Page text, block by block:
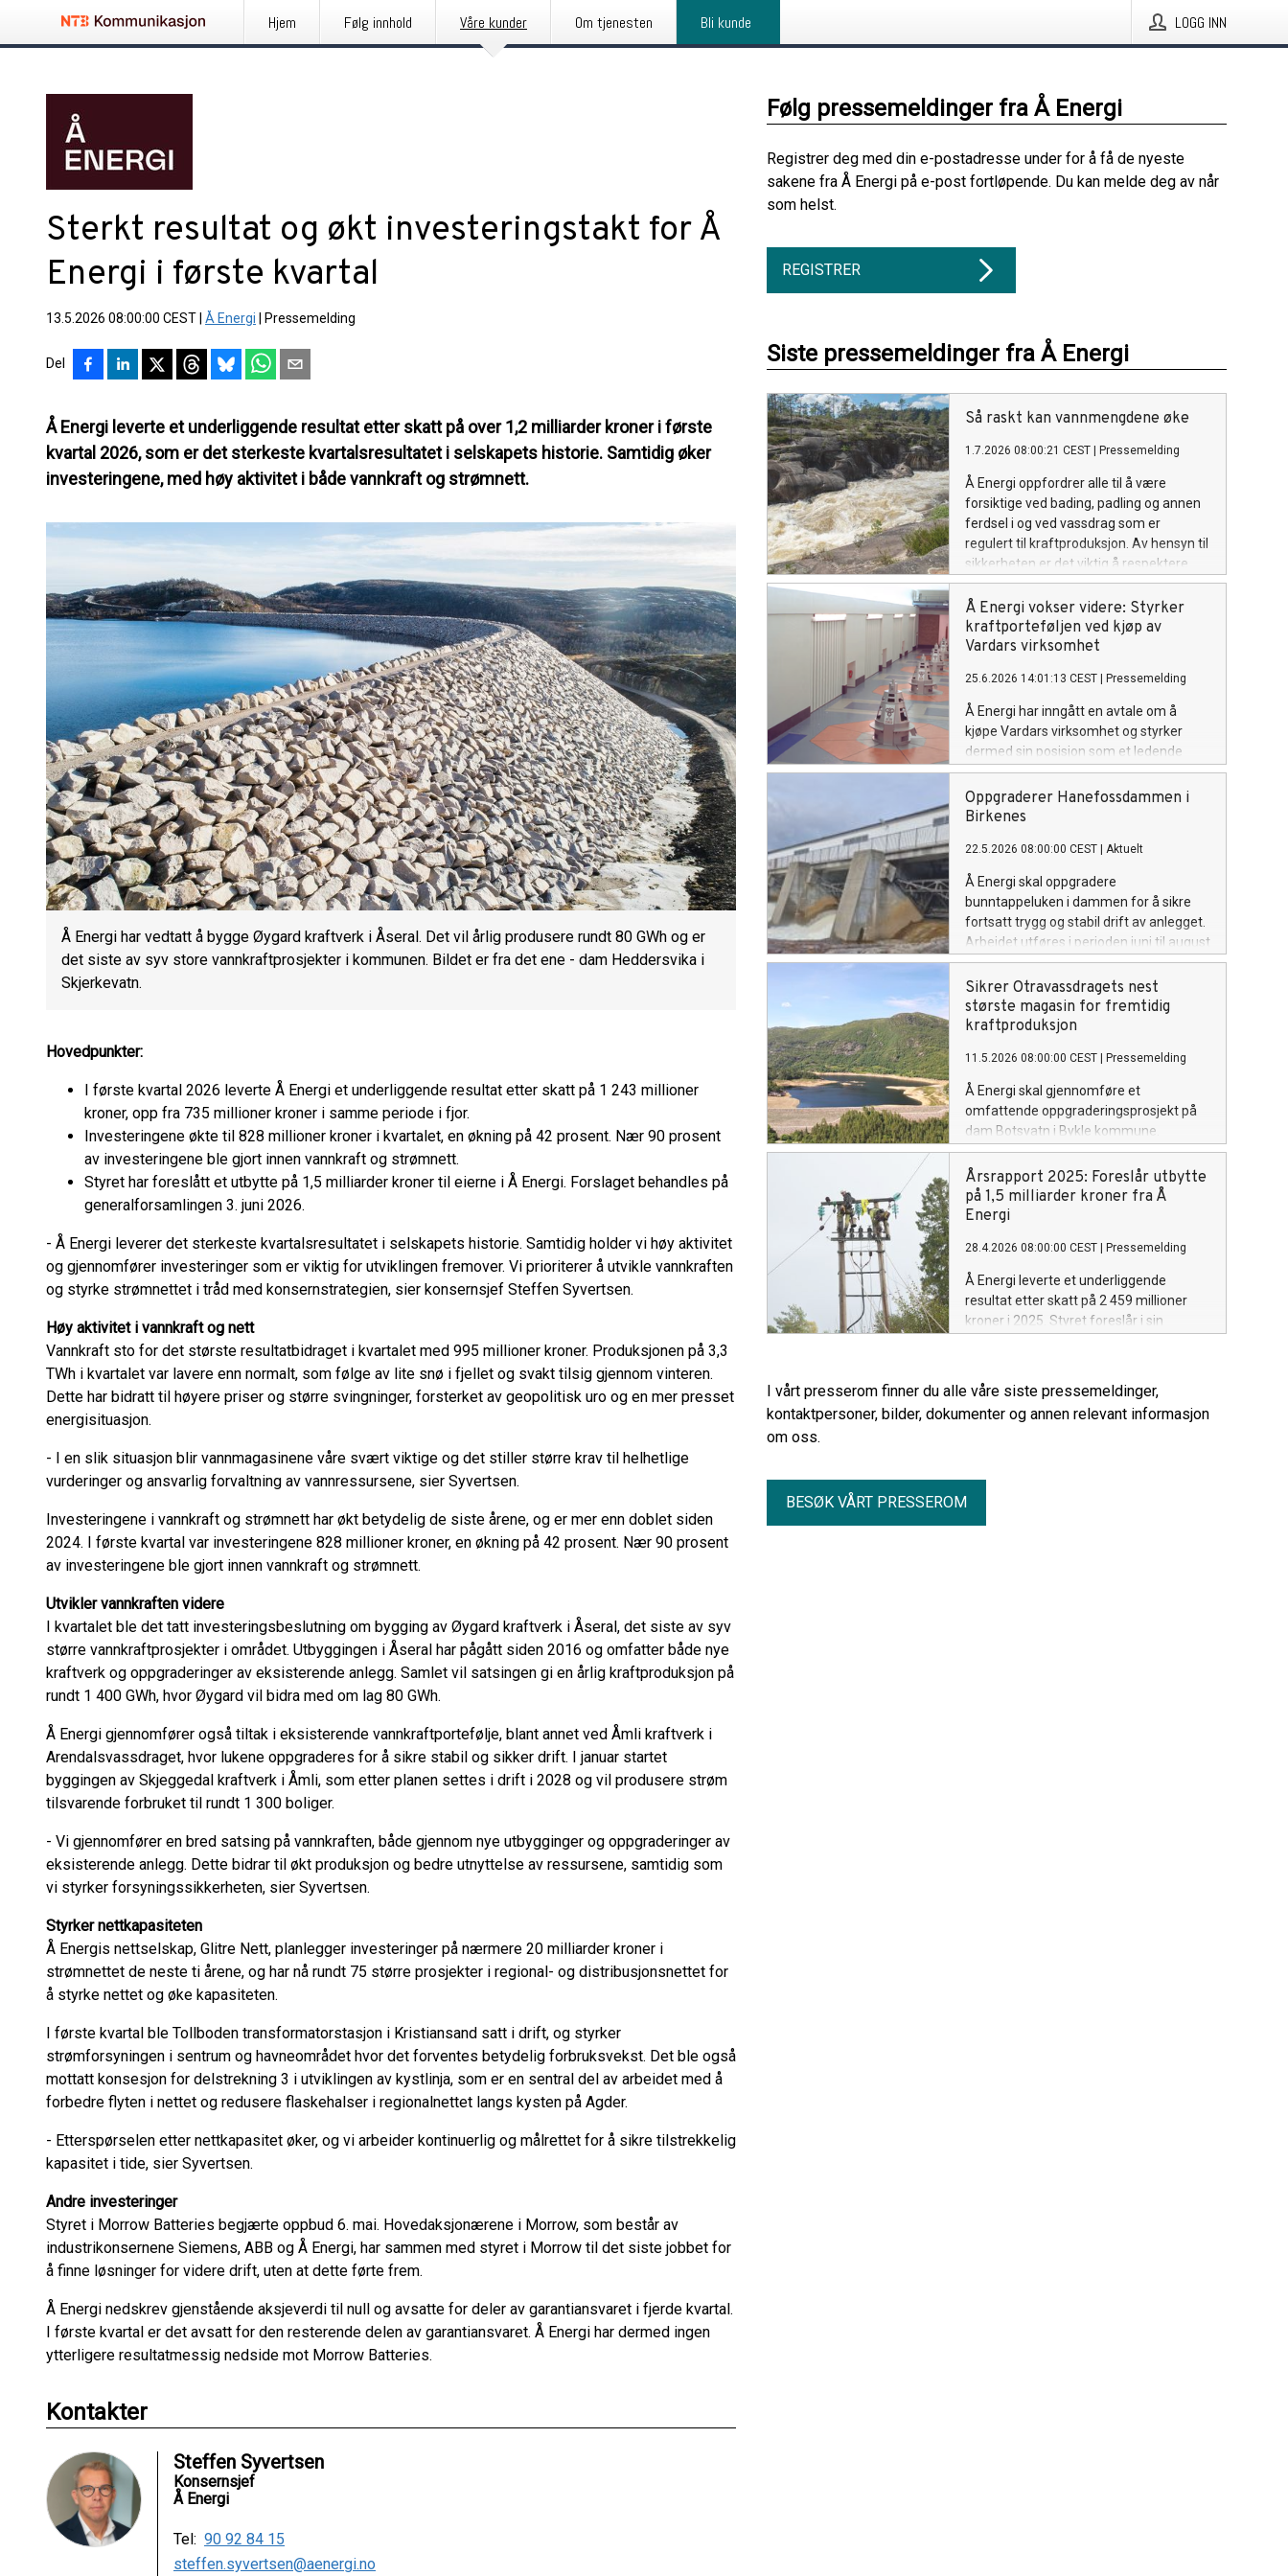
Hjem Følg innhold Våre kunder Om tjenesten Bli kunde LOGG INN
Sterkt resultat og økt investeringstakt for Å
Energi i første kvartal
13.5.2026 08:00:00 CEST Å Energi Pressemelding
Del
Å Energi leverte et underliggende resultat etter skatt på over 1,2 milliarder kroner i første
kvartal 2026, som er det sterkeste kvartalsresultatet i selskapets historie. Samtidig øker
investeringene, med høy aktivitet i både vannkraft og strømnett.
Å Energi har vedtatt å bygge Øygard kraftverk i Åseral. Det vil årlig produsere rundt 80 GWh og er
det siste av syv store vannkraftprosjekter i kommunen. Bildet er fra det ene - dam Heddersvika i
Skjerkevatn.
Hovedpunkter:
I første kvartal 2026 leverte Å Energi et underliggende resultat etter skatt på 1 243 millioner
kroner, opp fra 735 millioner kroner i samme periode i fjor.
Investeringene økte til 828 millioner kroner i kvartalet, en økning på 42 prosent. Nær 90 prosent
av investeringene ble gjort innen vannkraft og strømnett.
Styret har foreslått et utbytte på 1,5 milliarder kroner til eierne i Å Energi. Forslaget behandles på
generalforsamlingen 3. juni 2026.
- Å Energi leverer det sterkeste kvartalsresultatet i selskapets historie. Samtidig holder vi høy aktivitet
og gjennomfører investeringer som er viktig for utviklingen fremover. Vi prioriterer å utvikle vannkraften
og styrke strømnettet i tråd med konsernstrategien, sier konsernsjef Steffen Syvertsen.
Høy aktivitet i vannkraft og nett
Vannkraft sto for det største resultatbidraget i kvartalet med 995 millioner kroner. Produksjonen på 3,3
TWh i kvartalet var lavere enn normalt, som følge av lite snø i fjellet og svakt tilsig gjennom vinteren.
Dette har bidratt til høyere priser og større svingninger, forsterket av geopolitisk uro og en mer presset
energisituasjon.
- I en slik situasjon blir vannmagasinene våre svært viktige og det stiller større krav til helhetlige
vurderinger og ansvarlig forvaltning av vannressursene, sier Syvertsen.
Investeringene i vannkraft og strømnett har økt betydelig de siste årene, og er mer enn doblet siden
2024. I første kvartal var investeringene 828 millioner kroner, en økning på 42 prosent. Nær 90 prosent
av investeringene ble gjort innen vannkraft og strømnett.
Utvikler vannkraften videre
I kvartalet ble det tatt investeringsbeslutning om bygging av Øygard kraftverk i Åseral, det siste av syv
større vannkraftprosjekter i området. Utbyggingen i Åseral har pågått siden 2016 og omfatter både nye
kraftverk og oppgraderinger av eksisterende anlegg. Samlet vil satsingen gi en årlig kraftproduksjon på
rundt 1 400 GWh, hvor Øygard vil bidra med om lag 80 GWh.
Å Energi gjennomfører også tiltak i eksisterende vannkraftportefølje, blant annet ved Åmli kraftverk i
Arendalsvassdraget, hvor lukene oppgraderes for å sikre stabil og sikker drift. I januar startet
byggingen av Skjeggedal kraftverk i Åmli, som etter planen settes i drift i 2028 og vil produsere strøm
tilsvarende forbruket til rundt 1 300 boliger.
- Vi gjennomfører en bred satsing på vannkraften, både gjennom nye utbygginger og oppgraderinger av
eksisterende anlegg. Dette bidrar til økt produksjon og bedre utnyttelse av ressursene, samtidig som
vi styrker forsyningssikkerheten, sier Syvertsen.
Styrker nettkapasiteten
Å Energis nettselskap, Glitre Nett, planlegger investeringer på nærmere 20 milliarder kroner i
strømnettet de neste ti årene, og har nå rundt 75 større prosjekter i regional- og distribusjonsnettet for
å styrke nettet og øke kapasiteten.
I første kvartal ble Tollboden transformatorstasjon i Kristiansand satt i drift, og styrker
strømforsyningen i sentrum og havneområdet hvor det forventes betydelig forbruksvekst. Det ble også
mottatt konsesjon for delstrekning 3 i utviklingen av kystlinja, som er en sentral del av arbeidet med å
forbedre flyten i nettet og redusere flaskehalser i regionalnettet langs kysten på Agder.
- Etterspørselen etter nettkapasitet øker, og vi arbeider kontinuerlig og målrettet for å sikre tilstrekkelig
kapasitet i tide, sier Syvertsen.
Andre investeringer
Styret i Morrow Batteries begjærte oppbud 6. mai. Hovedaksjonærene i Morrow, som består av
industrikonsernene Siemens, ABB og Å Energi, har sammen med styret i Morrow til det siste jobbet for
å finne løsninger for videre drift, uten at dette førte frem.
Å Energi nedskrev gjenstående aksjeverdi til null og avsatte for deler av garantiansvaret i fjerde kvartal.
I første kvartal er det avsatt for den resterende delen av garantiansvaret. Å Energi har dermed ingen
ytterligere resultatmessig nedside mot Morrow Batteries.
Kontakter
Steffen Syvertsen
Konsernsjef
Å Energi
Tel: 90 92 84 15
steffen.syvertsen@aenergi.no
Følg pressemeldinger fra Å Energi
Registrer deg med din e-postadresse under for å få de nyeste
sakene fra Å Energi på e-post fortløpende. Du kan melde deg av når
som helst.
REGISTRER
Siste pressemeldinger fra Å Energi
Så raskt kan vannmengdene øke
1.7.2026 08:00:21 CEST Pressemelding
Å Energi oppfordrer alle til å være
forsiktige ved bading, padling og annen
ferdsel i og ved vassdrag som er
regulert til kraftproduksjon. Av hensyn til
sikkerheten er det viktig å respektere
fareskiltene som er satt opp flere steder.
Å Energi vokser videre: Styrker
kraftporteføljen ved kjøp av
Vardars virksomhet
25.6.2026 14:01:13 CEST Pressemelding
Å Energi har inngått en avtale om å
kjøpe Vardars virksomhet og styrker
dermed sin posisjon som et ledende
kraftkonsern. Oppkjøpet gir en betydelig
økning i konsernets vannkraftportefølje,
i tillegg til virksomheter innen
Oppgraderer Hanefossdammen i
Birkenes
22.5.2026 08:00:00 CEST Aktuelt
Å Energi skal oppgradere
bunntappeluken i dammen for å sikre
fortsatt trygg og stabil drift av anlegget.
Arbeidet utføres i perioden juni til august
og av sikkerhetshensyn vil gangveien
over dammen stenges i kortere tidsrom.
Sikrer Otravassdragets nest
største magasin for fremtidig
kraftproduksjon
11.5.2026 08:00:00 CEST Pressemelding
Å Energi skal gjennomføre et
omfattende oppgraderingsprosjekt på
dam Botsvatn i Bykle kommune.
Dammen tilhører et av de store
inntaksmagasinene som sikrer
kraftproduksjon i Sør-Norge. Prosjektet
har en byggekostnad på rundt 120
Årsrapport 2025: Foreslår utbytte
på 1,5 milliarder kroner fra Å
Energi
28.4.2026 08:00:00 CEST Pressemelding
Å Energi leverte et underliggende
resultat etter skatt på 2 459 millioner
kroner i 2025. Styret foreslår i sin
Fremover vil Å Energi fortsette med
betydelige investeringer i vannkraft og
strømnett.
I vårt presserom finner du alle våre siste pressemeldinger,
kontaktpersoner, bilder, dokumenter og annen relevant informasjon
om oss.
BESØK VÅRT PRESSEROM